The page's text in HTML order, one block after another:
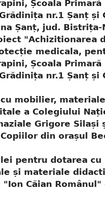
Școala Primară
nr.1 Șanț și
Șanț, jud. Bistrița-
"Achizitionarea
medicala,
Școala Primară
nr.1 Șanț și
mobilier,
a Colegiului
Grigore Silași
din orașul
pentru dotarea cu
și materiale
Căian Românul"